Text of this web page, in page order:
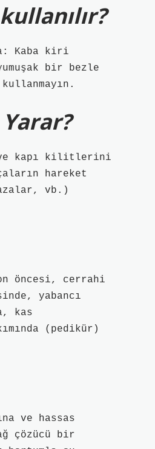
Kaba kiri
bir bezle
ve kapı kilitlerini
hareket
vb.)
öncesi, cerrahi
yabancı
kas
(pedikür)
ve hassas
çözücü bir